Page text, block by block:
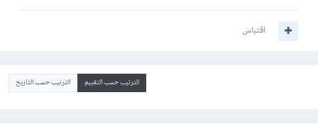
اقتباس
الترتيب حسب التقييم الترتيب حسب التاريخ